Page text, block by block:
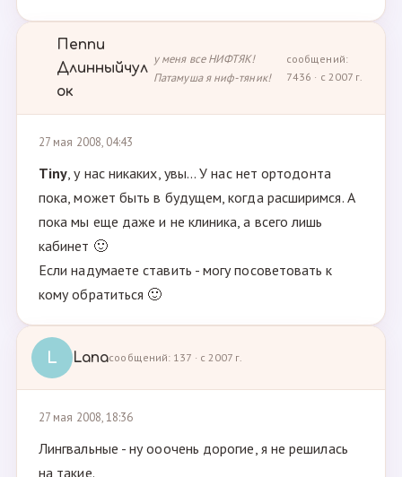
Пеппи
Длинныйчул
ок
у меня все НИФТЯК!
Патамуша я ниф-тяник!
сообщений:
7436 · с 2007 г.
27 мая 2008, 04:43
Tiny, у нас никаких, увы... У нас нет ортодонта
пока, может быть в будущем, когда расширимся. А
пока мы еще даже и не клиника, а всего лишь
кабинет 🙂
Если надумаете ставить - могу посоветовать к
кому обратиться 🙂
L Lanaсообщений: 137 · с 2007 г.
27 мая 2008, 18:36
Лингвальные - ну ооочень дорогие, я не решилась
на такие.